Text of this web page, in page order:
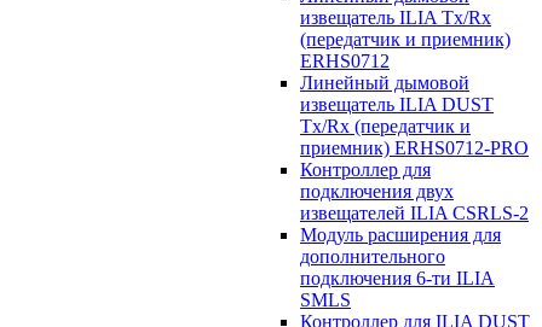
извещатель ILIA Tx/Rx
(передатчик и приемник)
ERHS0712
Линейный дымовой
извещатель ILIA DUST
Tx/Rx (передатчик и
приемник) ERHS0712-PRO
Контроллер для
подключения двух
извещателей ILIA CSRLS-2
Модуль расширения для
дополнительного
подключения 6-ти ILIA
SMLS
Контроллер для ILIA DUST